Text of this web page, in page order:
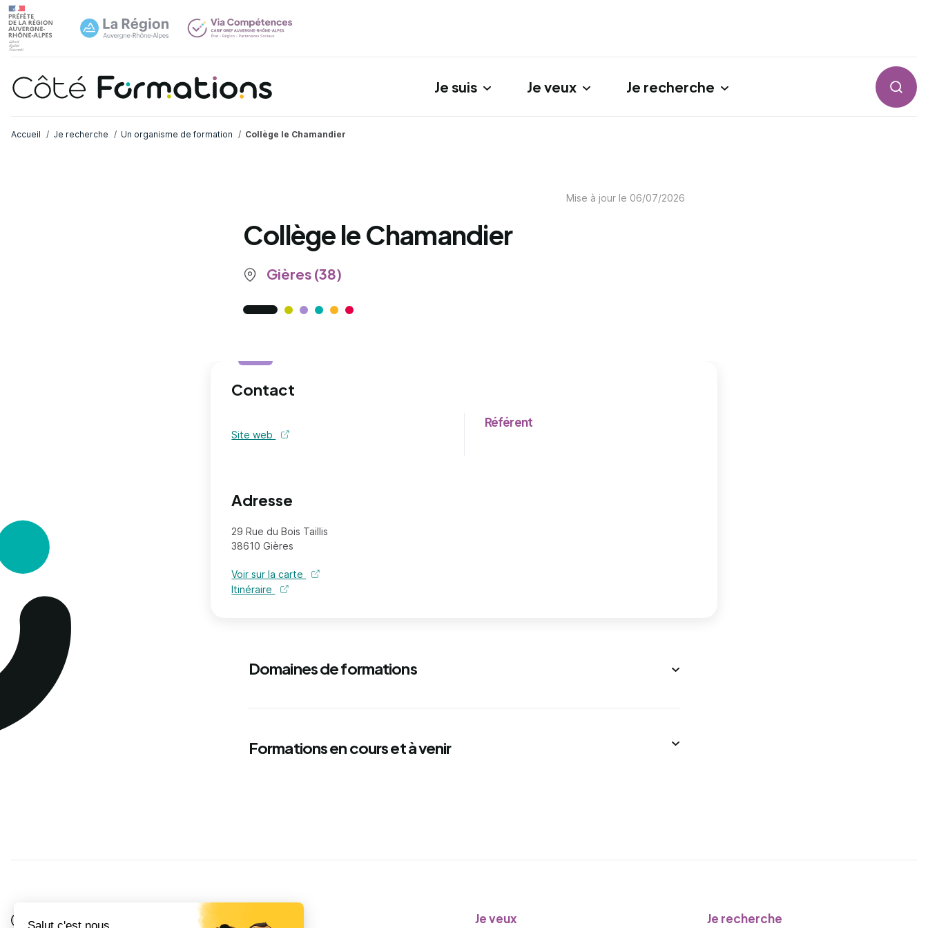
Je suis Je veux Je recherche
Accueil Je recherche Un organisme de formation Collège le Chamandier
Mise à jour le 06/07/2026
Collège le Chamandier
Gières (38)
Contact
Site web de l'organisme - nouvel onglet
Référent
Adresse
29 Rue du Bois Taillis
38610 Gières
Voir sur la carte
Itinéraire
Domaines de formations
Formations en cours et à venir
Je suis Je veux Je recherche